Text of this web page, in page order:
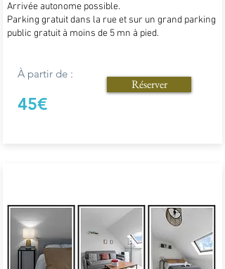
Arrivée autonome possible.
Parking gratuit dans la rue et sur un grand parking
public gratuit à moins de 5 mn à pied.
À partir de :
45€
Réserver